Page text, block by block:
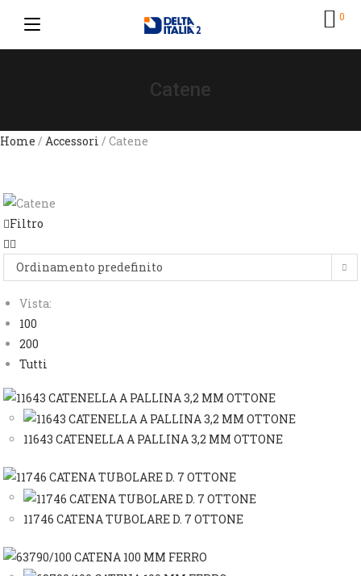
0
Catene
Home / Accessori / Catene
Filtro
Ordinamento predefinito
Vista:
100
200
Tutti
11643 CATENELLA A PALLINA 3,2 MM OTTONE
11746 CATENA TUBOLARE D. 7 OTTONE